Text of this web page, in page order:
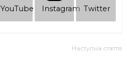
YouTube Instagram Twitter
Наступна стаття